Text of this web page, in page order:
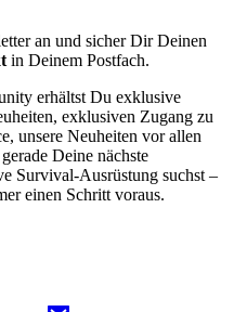
an und sicher Dir Deinen
in Deinem Postfach.
erhältst Du exklusive
exklusiven Zugang zu
unsere Neuheiten vor allen
Deine nächste
Survival-Ausrüstung suchst –
einen Schritt voraus.